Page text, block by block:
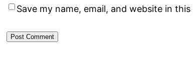
Save my name, email, and website in